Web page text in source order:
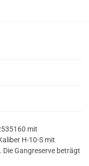
mit
H-10-S mit
Gangreserve beträgt